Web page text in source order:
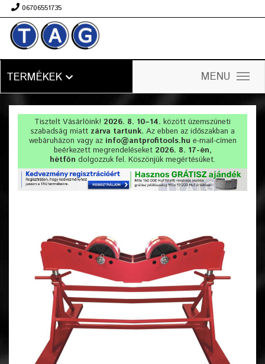
06706551735
TERMÉKEK MENU
Tisztelt Vásárlóink! 2026. 8. 10–14. között üzemszüneti
szabadság miatt zárva tartunk. Az ebben az időszakban a
webáruházon vagy az info@antprofitools.hu e-mail-címen
beérkezett megrendeléseket 2026. 8. 17-én,
hétfőn dolgozzuk fel. Köszönjük megértésüket.